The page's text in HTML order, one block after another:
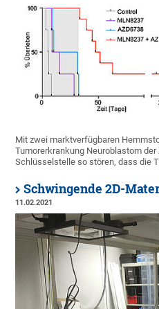
Mit zwei marktverfügbaren
Tumorerkrankung Neuroblastom
Schlüsselstelle so stören, dass die
Schwingende 2D-
11.02.2021